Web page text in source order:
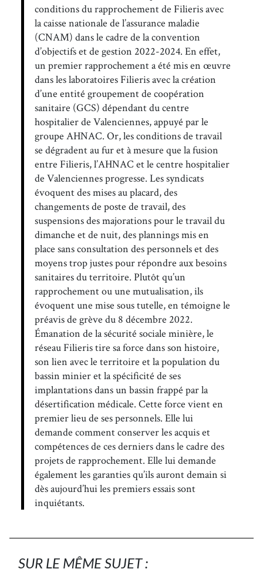
conditions du rapprochement de Filieris avec
la caisse nationale de l’assurance maladie
(CNAM) dans le cadre de la convention
d’objectifs et de gestion 2022-2024. En effet,
un premier rapprochement a été mis en œuvre
dans les laboratoires Filieris avec la création
d’une entité groupement de coopération
sanitaire (GCS) dépendant du centre
hospitalier de Valenciennes, appuyé par le
groupe AHNAC. Or, les conditions de travail
se dégradent au fur et à mesure que la fusion
entre Filieris, l’AHNAC et le centre hospitalier
de Valenciennes progresse. Les syndicats
évoquent des mises au placard, des
changements de poste de travail, des
suspensions des majorations pour le travail du
dimanche et de nuit, des plannings mis en
place sans consultation des personnels et des
moyens trop justes pour répondre aux besoins
sanitaires du territoire. Plutôt qu’un
rapprochement ou une mutualisation, ils
évoquent une mise sous tutelle, en témoigne le
préavis de grève du 8 décembre 2022.
Émanation de la sécurité sociale minière, le
réseau Filieris tire sa force dans son histoire,
son lien avec le territoire et la population du
bassin minier et la spécificité de ses
implantations dans un bassin frappé par la
désertification médicale. Cette force vient en
premier lieu de ses personnels. Elle lui
demande comment conserver les acquis et
compétences de ces derniers dans le cadre des
projets de rapprochement. Elle lui demande
également les garanties qu’ils auront demain si
dès aujourd’hui les premiers essais sont
inquiétants.
SUR LE MÊME SUJET :